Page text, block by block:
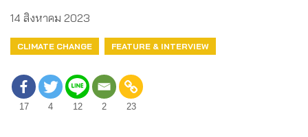
14 สิงหาคม 2023
CLIMATE CHANGE FEATURE & INTERVIEW
17 4 12 2 23